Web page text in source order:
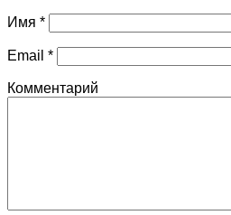
Имя *
Email *
Комментарий